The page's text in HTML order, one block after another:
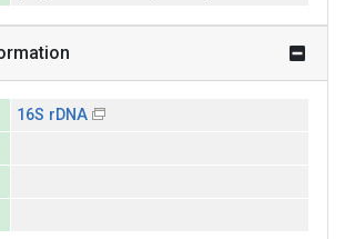
16S rDNA